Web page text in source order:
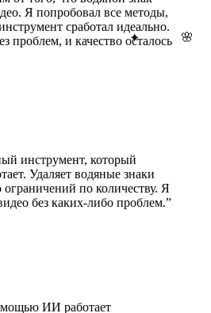
🌸
✦
Я попробовал все методы,
сработал идеально.
проблем, и качество осталось
инструмент, который
Удаляет водяные знаки
ограничений по количеству. Я
без каких-либо проблем.”
ИИ работает